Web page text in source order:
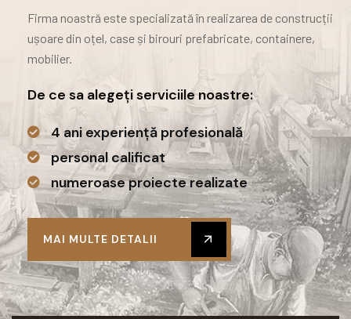
Firma noastră este specializată în realizarea de construcții
ușoare din oțel, case și birouri prefabricate, containere,
mobilier.
De ce sa alegeți serviciile noastre:
4 ani experiență profesională
personal calificat
numeroase proiecte realizate
MAI MULTE DETALII